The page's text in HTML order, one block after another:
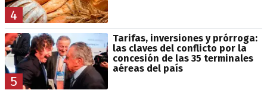
4
5
Tarifas, inversiones y prórroga:
las claves del conflicto por la
concesión de las 35 terminales
aéreas del país